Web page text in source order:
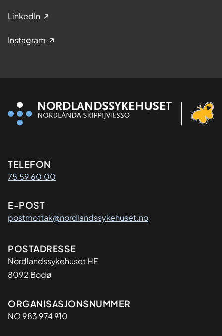
LinkedIn
Instagram
Kontaktinformasjon
TELEFON
75 59 60 00
E-POST
postmottak@nordlandssykehuset.no
Adresse
POSTADRESSE
Nordlandssykehuset HF
8092 Bodø
Organisasjon
ORGANISASJONSNUMMER
NO 983 974 910